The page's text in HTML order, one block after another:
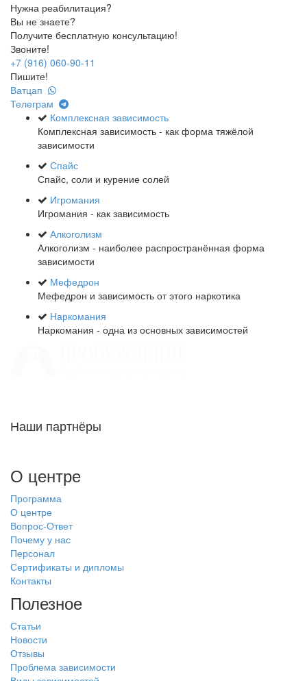
Нужна реабилитация?
Вы не знаете?
Получите бесплатную консультацию!
Звоните!
+7 (916) 060-90-11
Пишите!
Ватцап
Телеграм
Комплексная зависимость
Комплексная зависимость - как форма тяжёлой
зависимости
Спайс
Спайс, соли и курение солей
Игромания
Игромания - как зависимость
Алкоголизм
Алкоголизм - наиболее распространённая форма
зависимости
Мефедрон
Мефедрон и зависимость от этого наркотика
Наркомания
Наркомания - одна из основных зависимостей
Наши партнёры
О центре
Программа
О центре
Вопрос-Ответ
Почему у нас
Персонал
Сертификаты и дипломы
Контакты
Полезное
Статьи
Новости
Отзывы
Проблема зависимости